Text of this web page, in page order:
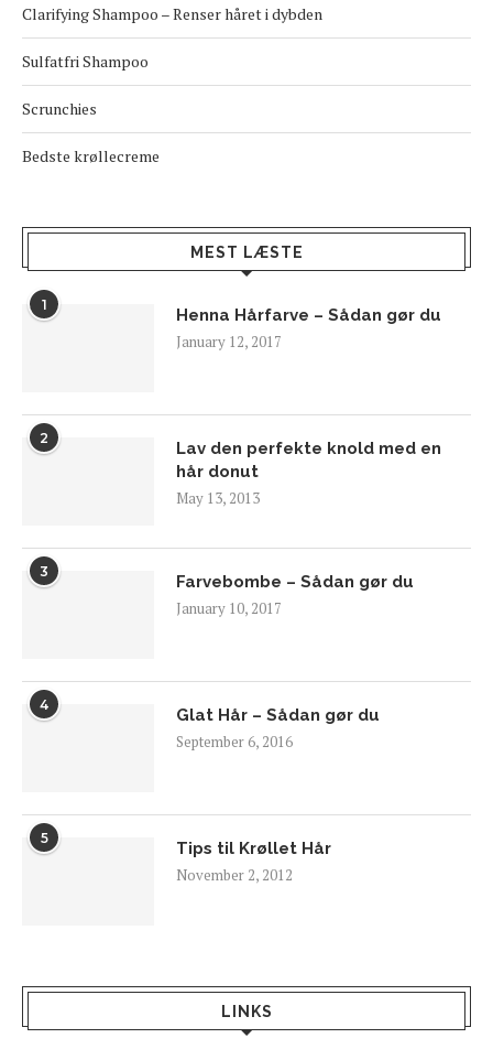
Clarifying Shampoo – Renser håret i dybden
Sulfatfri Shampoo
Scrunchies
Bedste krøllecreme
MEST LÆSTE
1
Henna Hårfarve – Sådan gør du
January 12, 2017
2
Lav den perfekte knold med en
hår donut
May 13, 2013
3
Farvebombe – Sådan gør du
January 10, 2017
4
Glat Hår – Sådan gør du
September 6, 2016
5
Tips til Krøllet Hår
November 2, 2012
LINKS